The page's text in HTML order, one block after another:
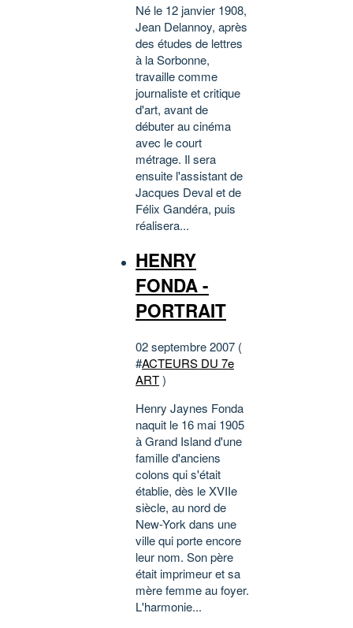
Né le 12 janvier 1908,
Jean Delannoy, après
des études de lettres
à la Sorbonne,
travaille comme
journaliste et critique
d'art, avant de
débuter au cinéma
avec le court
métrage. Il sera
ensuite l'assistant de
Jacques Deval et de
Félix Gandéra, puis
réalisera...
HENRY
FONDA -
PORTRAIT
02 septembre 2007 (
#ACTEURS DU 7e
ART)
Henry Jaynes Fonda
naquit le 16 mai 1905
à Grand Island d'une
famille d'anciens
colons qui s'était
établie, dès le XVIIe
siècle, au nord de
New-York dans une
ville qui porte encore
leur nom. Son père
était imprimeur et sa
mère femme au foyer.
L'harmonie...